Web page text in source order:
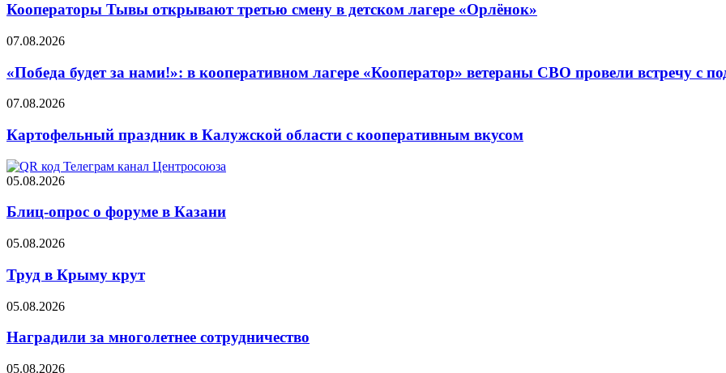
Кооператоры Тывы открывают третью смену в детском лагере «Орлёнок»
07.08.2026
«Победа будет за нами!»: в кооперативном лагере «Кооператор» ветераны СВО провели встречу с
07.08.2026
Картофельный праздник в Калужской области с кооперативным вкусом
05.08.2026
Блиц-опрос о форуме в Казани
05.08.2026
Труд в Крыму крут
05.08.2026
Наградили за многолетнее сотрудничество
05.08.2026